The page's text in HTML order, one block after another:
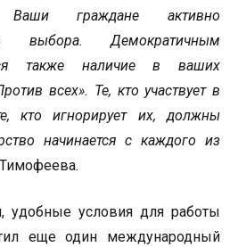
Ваши граждане активно
выбора. Демократичным
также наличие в ваших
всех». Те, кто участвует в
кто игнорирует их, должны
начинается с каждого из
Тимофеева.
удобные условия для работы
еще один международный